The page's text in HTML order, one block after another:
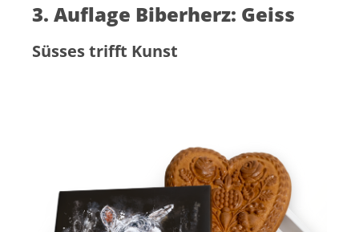
3. Auflage Biberherz: Geiss
Süsses trifft Kunst